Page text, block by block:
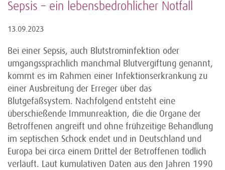
Sepsis – ein lebensbedrohlicher Notfall
13.09.2023
Bei einer Sepsis, auch Blutstrominfektion oder
umgangssprachlich manchmal Blutvergiftung genannt,
kommt es im Rahmen einer Infektionserkrankung zu
einer Ausbreitung der Erreger über das
Blutgefäßsystem. Nachfolgend entsteht eine
überschießende Immunreaktion, die die Organe der
Betroffenen angreift und ohne frühzeitige Behandlung
im septischen Schock endet und in Deutschland und
Europa bei circa einem Drittel der Betroffenen tödlich
verläuft. Laut kumulativen Daten aus den Jahren 1990